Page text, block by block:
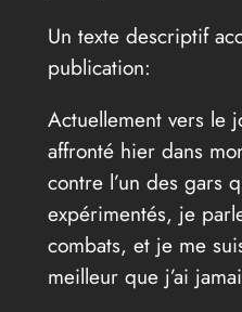
Un texte descriptif
publication:
Actuellement vers le
affronté hier dans
contre l’un des gars
expérimentés, je
combats, et je me
meilleur que j’ai